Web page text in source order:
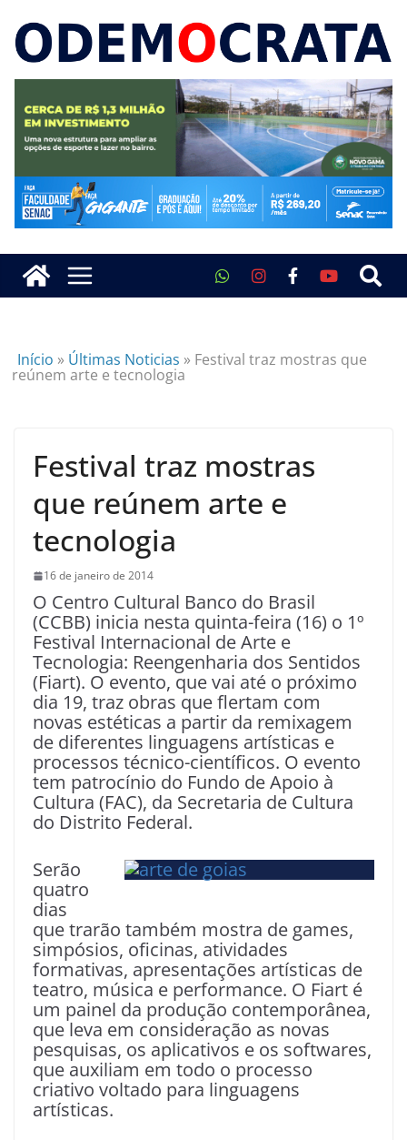
Início » Últimas Noticias » Festival traz mostras que
reúnem arte e tecnologia
Festival traz mostras
que reúnem arte e
tecnologia
16 de janeiro de 2014
O Centro Cultural Banco do Brasil
(CCBB) inicia nesta quinta-feira (16) o 1º
Festival Internacional de Arte e
Tecnologia: Reengenharia dos Sentidos
(Fiart). O evento, que vai até o próximo
dia 19, traz obras que flertam com
novas estéticas a partir da remixagem
de diferentes linguagens artísticas e
processos técnico-científicos. O evento
tem patrocínio do Fundo de Apoio à
Cultura (FAC), da Secretaria de Cultura
do Distrito Federal.
Serão
quatro
dias
que trarão também mostra de games,
simpósios, oficinas, atividades
formativas, apresentações artísticas de
teatro, música e performance. O Fiart é
um painel da produção contemporânea,
que leva em consideração as novas
pesquisas, os aplicativos e os softwares,
que auxiliam em todo o processo
criativo voltado para linguagens
artísticas.